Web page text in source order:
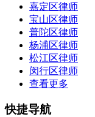
嘉定区律师
宝山区律师
普陀区律师
杨浦区律师
松江区律师
闵行区律师
查看更多
快捷导航